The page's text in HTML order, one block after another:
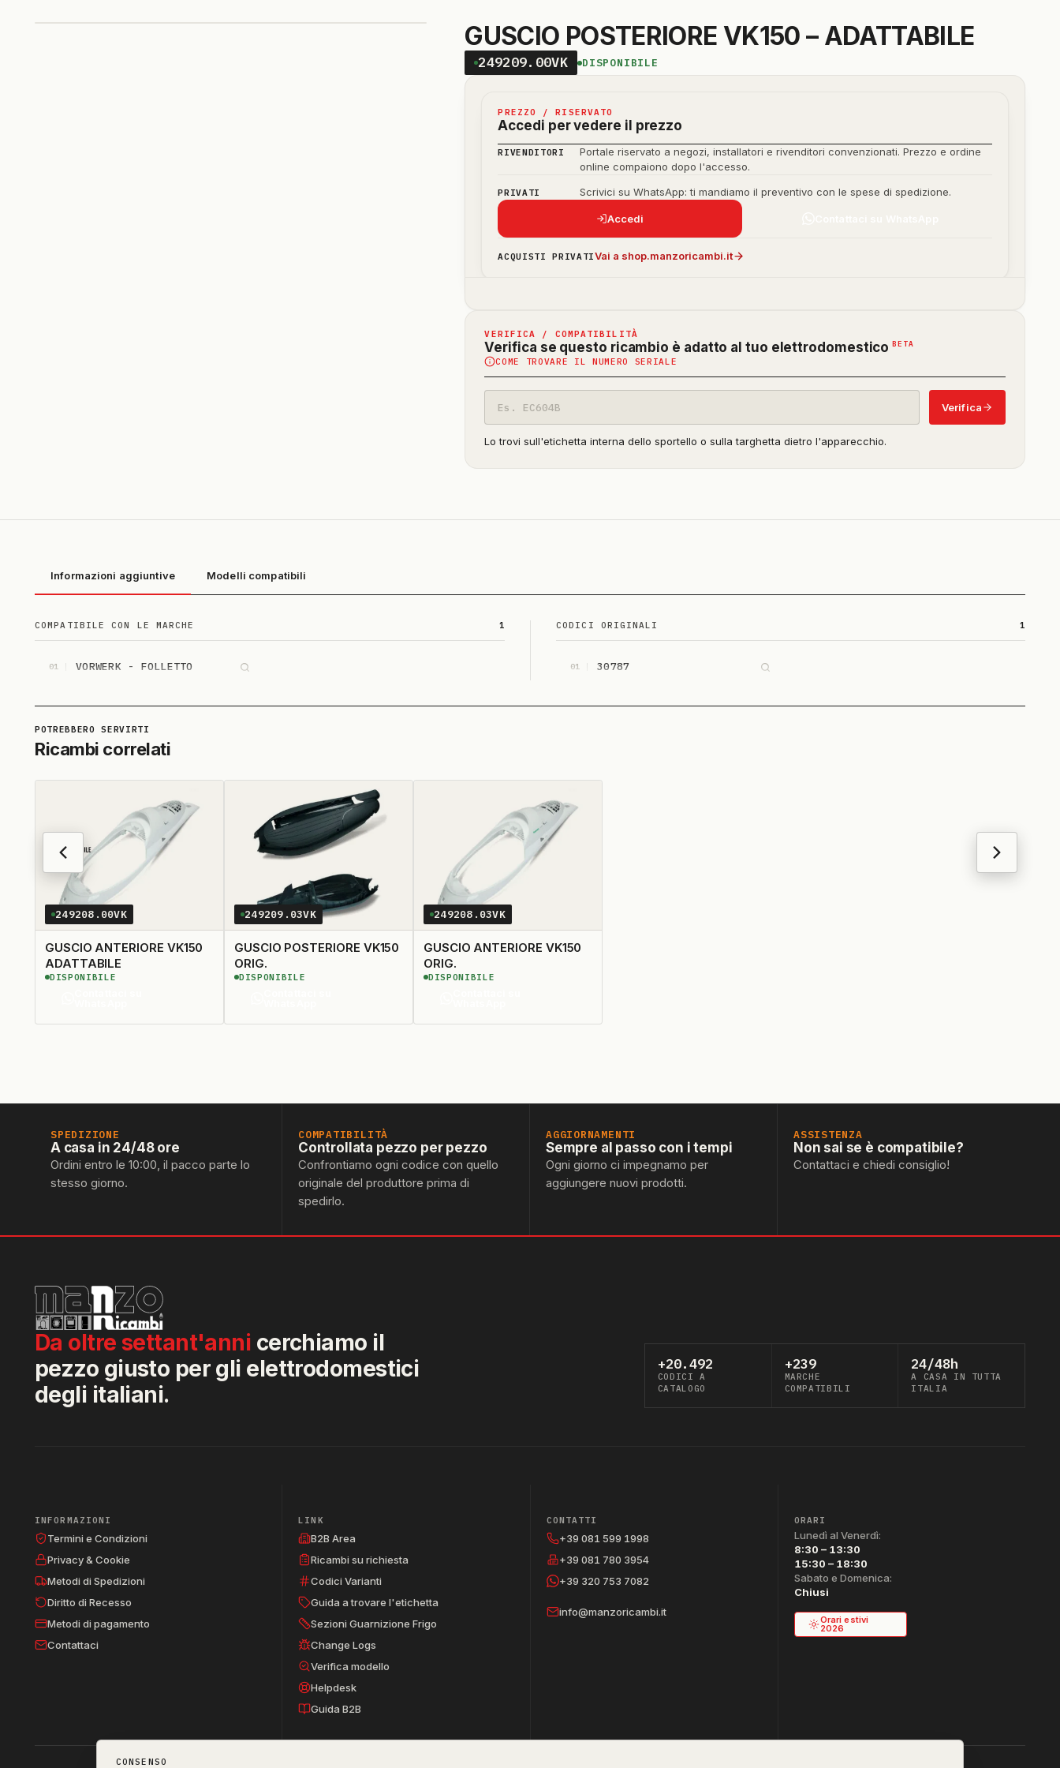
GUSCIO POSTERIORE VK150 – ADATTABILE
249209.00VK DISPONIBILE
PREZZO / RISERVATO
Accedi per vedere il prezzo
RIVENDITORI
Portale riservato a negozi, installatori e rivenditori convenzionati. Prezzo e ordine
online compaiono dopo l'accesso.
PRIVATI Scrivici su WhatsApp: ti mandiamo il preventivo con le spese di spedizione.
Accedi
ACQUISTI PRIVATIVai a shop.manzoricambi.it
VERIFICA / COMPATIBILITÀ
Verifica se questo ricambio è adatto al tuo elettrodomestico BETA
beta)
COME TROVARE IL NUMERO SERIALE
modello
Verifica
Lo trovi sull'etichetta interna dello sportello o sulla targhetta dietro l'apparecchio.
Informazioni aggiuntive Modelli compatibili
COMPATIBILE CON LE MARCHE 1
01 VORWERK - FOLLETTO
CODICI ORIGINALI 1
01 30787
Ricambi correlati
249208.00VK
GUSCIO ANTERIORE VK150
ADATTABILE
DISPONIBILE
249209.03VK
GUSCIO POSTERIORE VK150
ORIG.
DISPONIBILE
249208.03VK
GUSCIO ANTERIORE VK150
ORIG.
DISPONIBILE
SPEDIZIONE
A casa in 24/48 ore
Ordini entro le 10:00, il pacco parte lo
stesso giorno.
COMPATIBILITÀ
Controllata pezzo per pezzo
Confrontiamo ogni codice con quello
originale del produttore prima di
spedirlo.
AGGIORNAMENTI
Sempre al passo con i tempi
Ogni giorno ci impegnamo per
aggiungere nuovi prodotti.
ASSISTENZA
Non sai se è compatibile?
Contattaci e chiedi consiglio!
Da oltre settant'anni cerchiamo il
pezzo giusto per gli elettrodomestici
degli italiani.
+20.492
CODICI A
CATALOGO
+239
MARCHE
COMPATIBILI
24/48h
A CASA IN TUTTA
ITALIA
INFORMAZIONI
Termini e Condizioni
Privacy & Cookie
Metodi di Spedizioni
Diritto di Recesso
Metodi di pagamento
Contattaci
LINK
B2B Area
Ricambi su richiesta
Codici Varianti
Guida a trovare l'etichetta
Sezioni Guarnizione Frigo
Change Logs
Verifica modello
Helpdesk
Guida B2B
CONTATTI
+39 081 599 1998
+39 081 780 3954
+39 320 753 7082
info@manzoricambi.it
ORARI
Lunedì al Venerdì:
8:30 – 13:30
15:30 – 18:30
Sabato e Domenica:
Chiusi
Orari estivi
2026
CONSENSO